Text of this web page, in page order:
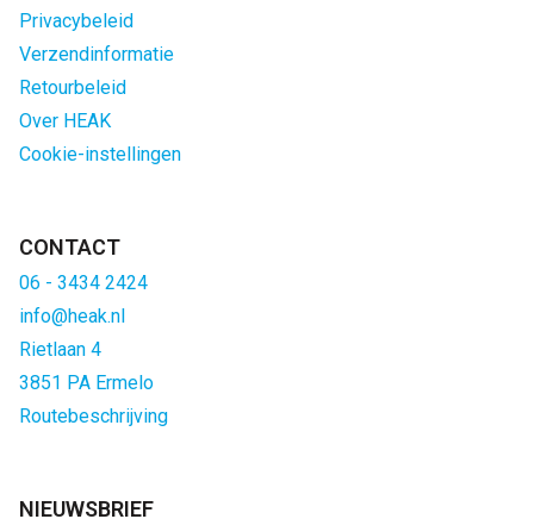
Privacybeleid
Verzendinformatie
Retourbeleid
Over HEAK
Cookie-instellingen
CONTACT
06 - 3434 2424
info@heak.nl
Rietlaan 4
3851 PA Ermelo
Routebeschrijving
NIEUWSBRIEF